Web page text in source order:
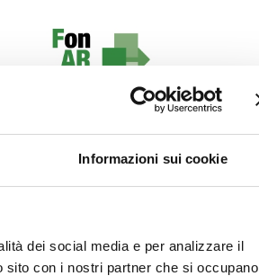
Informazioni sui cookie
dei social media e per analizzare il
con i nostri partner che si occupano